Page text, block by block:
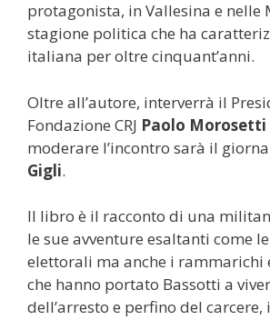
protagonista, in Vallesina e nelle
stagione politica che ha
italiana per oltre cinquant’anni.
Oltre all’autore, interverrà il
Fondazione CRJ Paolo Morosetti
moderare l’incontro sarà il
Gigli.
Il libro è il racconto di una
le sue avventure esaltanti come
elettorali ma anche i rammarichi
che hanno portato Bassotti a
dell’arresto e perfino del